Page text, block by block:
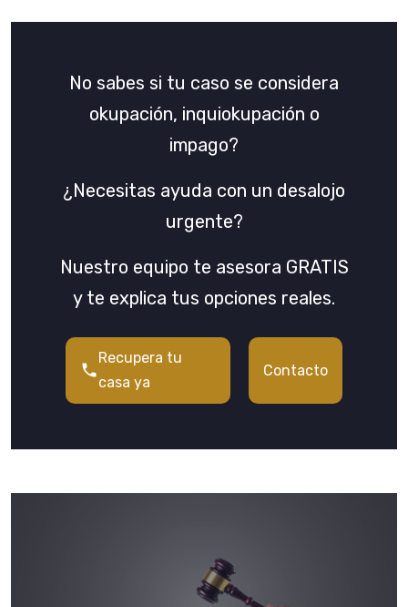
No sabes si tu caso se considera
okupación, inquiokupación o
impago?
¿Necesitas ayuda con un desalojo
urgente?
Nuestro equipo te asesora GRATIS
y te explica tus opciones reales.
Recupera tu
casa ya
Contacto